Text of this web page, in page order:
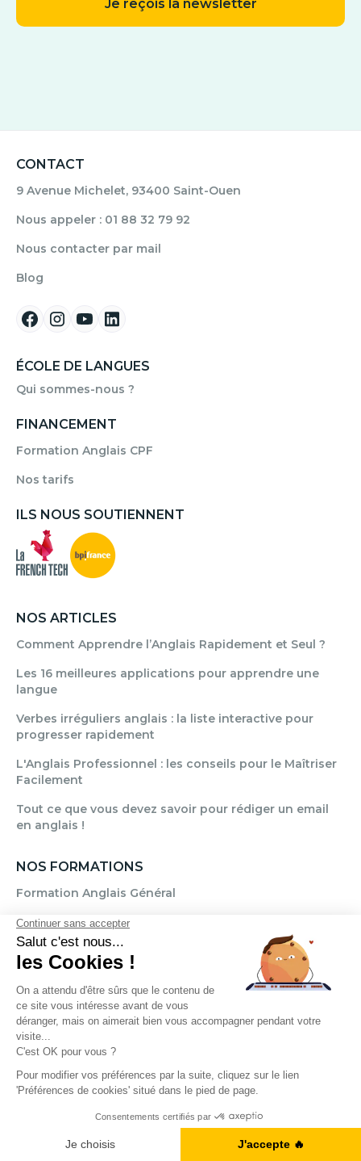
A1, B2, C1... Vous en êtes où ?
Je fais le test
CONTACT
9 Avenue Michelet, 93400 Saint-Ouen
Nous appeler : 01 88 32 79 92
Nous contacter par mail
Blog
ÉCOLE DE LANGUES
Qui sommes-nous ?
FINANCEMENT
Formation Anglais CPF
Nos tarifs
ILS NOUS SOUTIENNENT
NOS ARTICLES
Comment Apprendre l’Anglais Rapidement et Seul ?
Les 16 meilleures applications pour apprendre une
langue
Verbes irréguliers anglais : la liste interactive pour
progresser rapidement
L'Anglais Professionnel : les conseils pour le Maîtriser
Facilement
Tout ce que vous devez savoir pour rédiger un email
en anglais !
NOS FORMATIONS
Formation Anglais Général
Formation Anglais Professionnel
Formation Allemand
Formation Italien
Formation FLE
OÙ CHERCHEZ-VOUS DES COURS D'ANGLAIS ?
MarseilleLilleStrasbourgBordeauxGrenoble
Narbonne Rouen MontpellierLyon